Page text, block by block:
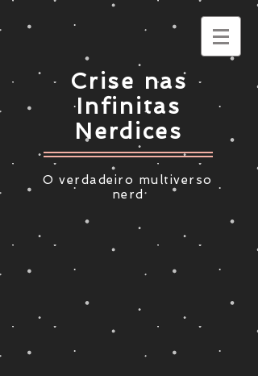
Crise nas
Infinitas
Nerdices
O verdadeiro multiverso
nerd